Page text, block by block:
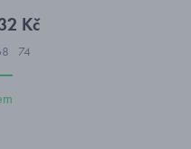
Kč
74